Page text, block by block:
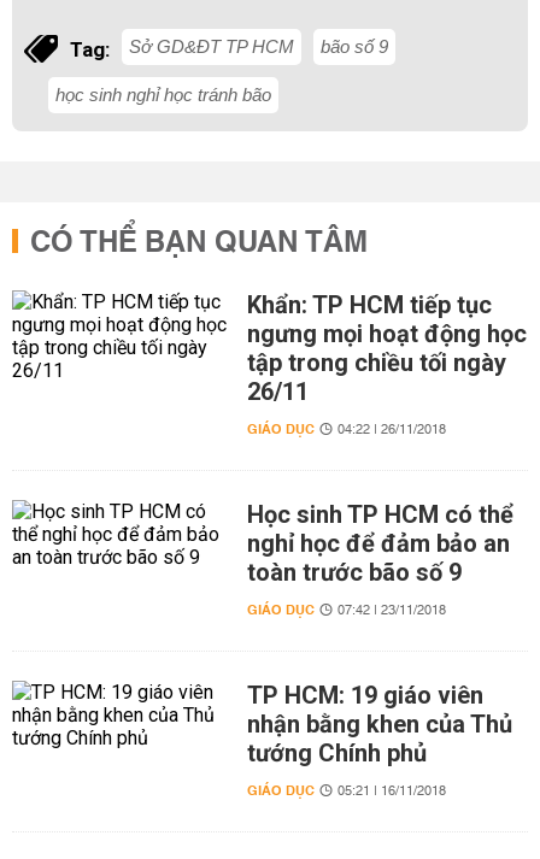
Tag: Sở GD&ĐT TP HCM bão số 9
học sinh nghỉ học tránh bão
CÓ THỂ BẠN QUAN TÂM
Khẩn: TP HCM tiếp tục
ngưng mọi hoạt động học
tập trong chiều tối ngày
26/11
GIÁO DỤC 04:22 | 26/11/2018
Học sinh TP HCM có thể
nghỉ học để đảm bảo an
toàn trước bão số 9
GIÁO DỤC 07:42 | 23/11/2018
TP HCM: 19 giáo viên
nhận bằng khen của Thủ
tướng Chính phủ
GIÁO DỤC 05:21 | 16/11/2018